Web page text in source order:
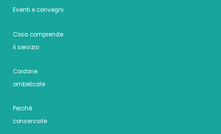
Eventi e convegni
Cosa comprende
il servizio
Cordone
ombelicale
Perchè
conservarle